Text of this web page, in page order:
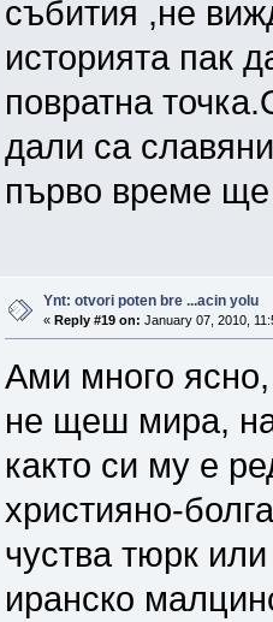
събития ,не
историята пак
повратна
дали са
първо време
Ynt: otvori poten bre ...acin yolu
« Reply #19 on: January 07, 2010,
Ами много
не щеш мира,
както си му е
християно-
чуства тюрк
иранско